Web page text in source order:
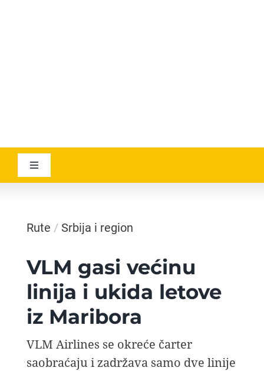
Toggle
Navigation
GEOGRAPHICA
AVIOPEDIA
SPECIJAL
FOTO PRIČA
Rute / Srbija i region
VLM gasi većinu
linija i ukida letove
iz Maribora
VLM Airlines se okreće čarter
saobraćaju i zadržava samo dve linije